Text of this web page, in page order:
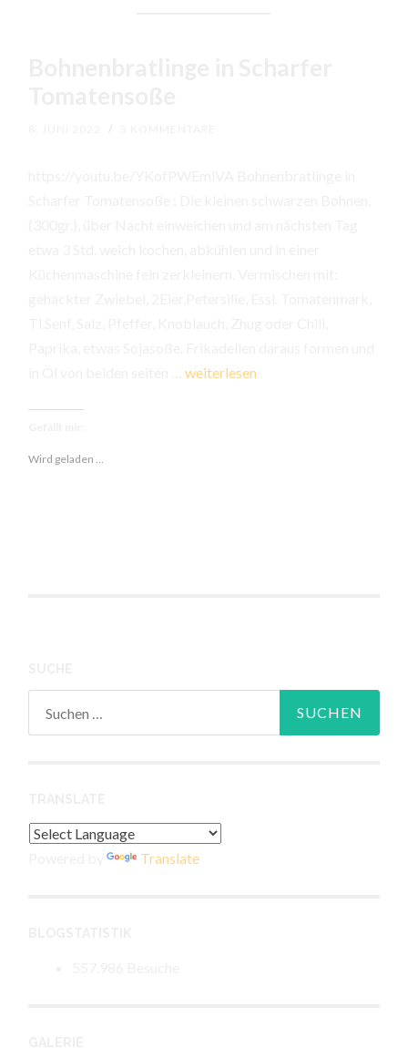
/
in Öl von beiden seiten …Bohnenbratlinge
weiterlesen
Wird geladen …
Powered by Translate